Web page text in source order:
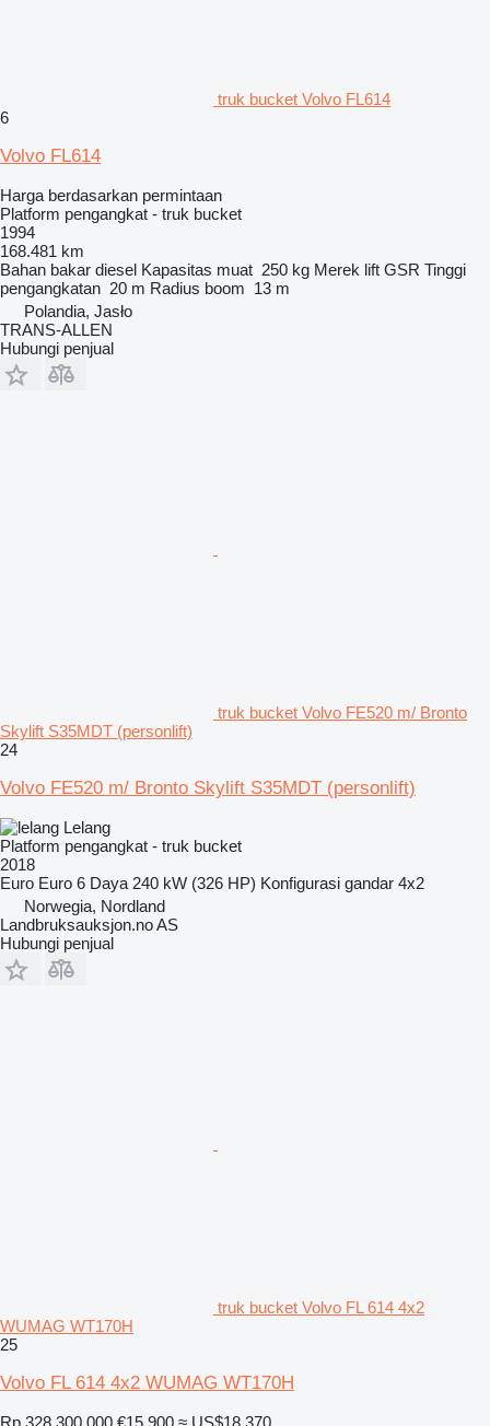
truk bucket Volvo FL614
6
Volvo FL614
Harga berdasarkan permintaan
Platform pengangkat - truk bucket
1994
168.481 km
Bahan bakar diesel Kapasitas muat 250 kg Merek lift GSR Tinggi
pengangkatan 20 m Radius boom 13 m
Polandia, Jasło
TRANS-ALLEN
Hubungi penjual
truk bucket Volvo FE520 m/ Bronto
Skylift S35MDT (personlift)
24
Volvo FE520 m/ Bronto Skylift S35MDT (personlift)
Lelang
Platform pengangkat - truk bucket
2018
Euro Euro 6 Daya 240 kW (326 HP) Konfigurasi gandar 4x2
Norwegia, Nordland
Landbruksauksjon.no AS
Hubungi penjual
truk bucket Volvo FL 614 4x2
WUMAG WT170H
25
Volvo FL 614 4x2 WUMAG WT170H
Rp 328.300.000 €15.900 ≈ US$18.370